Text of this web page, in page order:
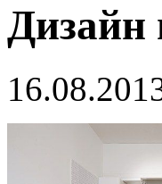
Дизайн